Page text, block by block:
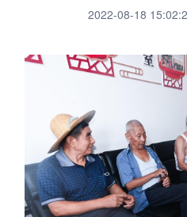
科技 科创
访谈 视频
法律 中央文件
食品 人居
2022-08-18